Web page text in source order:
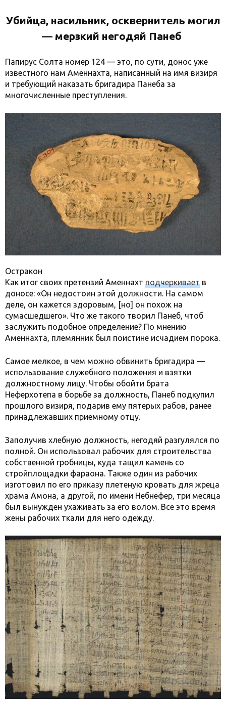
Убийца, насильник, осквернитель могил
— мерзкий негодяй Панеб
Папирус Солта номер 124 — это, по сути, донос уже
известного нам Аменнахта, написанный на имя визиря
и требующий наказать бригадира Панеба за
многочисленные преступления.
Остракон
Как итог своих претензий Аменнахт подчеркивает в
доносе: «Он недостоин этой должности. На самом
деле, он кажется здоровым, [но] он похож на
сумасшедшего». Что же такого творил Панеб, чтоб
заслужить подобное определение? По мнению
Аменнахта, племянник был поистине исчадием порока.
Самое мелкое, в чем можно обвинить бригадира —
использование служебного положения и взятки
должностному лицу. Чтобы обойти брата
Неферхотепа в борьбе за должность, Панеб подкупил
прошлого визиря, подарив ему пятерых рабов, ранее
принадлежавших приемному отцу.
Заполучив хлебную должность, негодяй разгулялся по
полной. Он использовал рабочих для строительства
собственной гробницы, куда тащил камень со
стройплощадки фараона. Также один из рабочих
изготовил по его приказу плетеную кровать для жреца
храма Амона, а другой, по имени Небнефер, три месяца
был вынужден ухаживать за его волом. Все это время
жены рабочих ткали для него одежду.